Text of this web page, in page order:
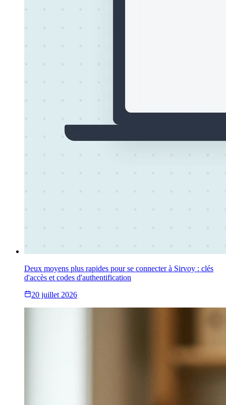
Deux moyens plus rapides pour se connecter à Sirvoy : clés
d'accès et codes d'authentification
20 juillet 2026